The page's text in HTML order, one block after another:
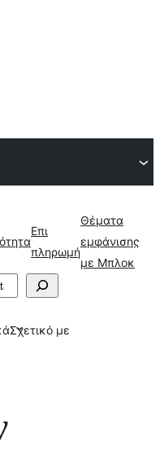
Επι
πληρωμή
Θέματα
εμφάνισης
με Μπλοκ
Σχετικό με